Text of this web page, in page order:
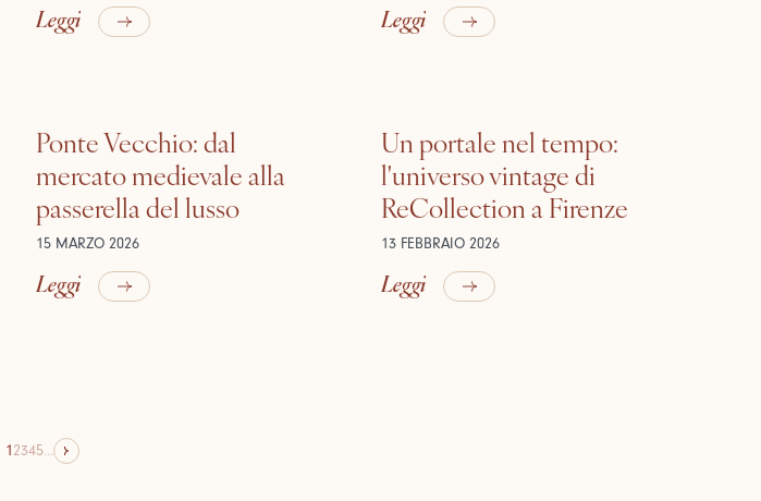
Leggi Leggi
Ponte Vecchio: dal
mercato medievale alla
passerella del lusso
15 MARZO 2026
Leggi
Un portale nel tempo:
l'universo vintage di
ReCollection a Firenze
13 FEBBRAIO 2026
Leggi
12345...